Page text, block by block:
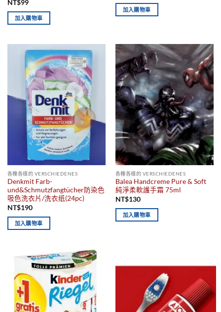
NT$99
加入購物車
加入購物車
各種各樣的 VERSCHIEDENES
Denkmit Farb-
und&Schmutzfangtücher防染色
吸色洗衣片/洗衣纸(24pc)
NT$190
加入購物車
各種各樣的 VERSCHIEDENES
Balea Handcreme Pure & Soft
純淨柔軟護手霜 75ml
NT$130
加入購物車